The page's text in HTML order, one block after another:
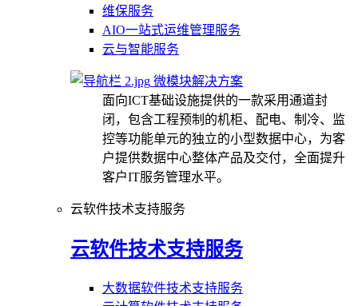
维保服务
AIO一站式运维管理服务
云与智能服务
微模块解决方案
面向ICT基础设施提供的一款采用通道封
闭，包含工程预制的机柜、配电、制冷、监
控等功能单元的独立的小型数据中心，为客
户提供数据中心整体产品及交付，全面提升
客户IT服务管理水平。
云软件技术支持服务
云软件技术支持服务
大数据软件技术支持服务